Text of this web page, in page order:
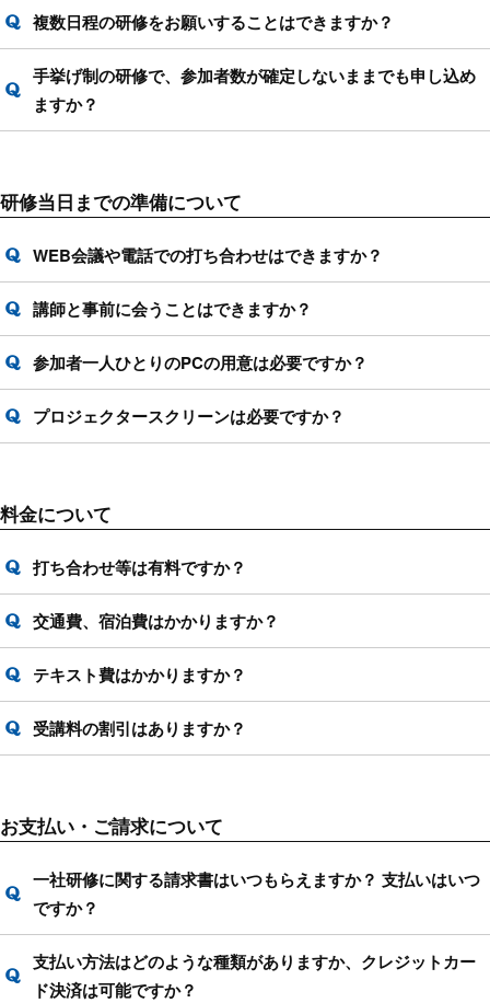
複数日程の研修をお願いすることはできますか？
手挙げ制の研修で、参加者数が確定しないままでも申し込め
ますか？
研修当日までの準備について
WEB会議や電話での打ち合わせはできますか？
講師と事前に会うことはできますか？
参加者一人ひとりのPCの用意は必要ですか？
プロジェクタースクリーンは必要ですか？
料金について
打ち合わせ等は有料ですか？
交通費、宿泊費はかかりますか？
テキスト費はかかりますか？
受講料の割引はありますか？
お支払い・ご請求について
一社研修に関する請求書はいつもらえますか？ 支払いはいつ
ですか？
支払い方法はどのような種類がありますか、クレジットカー
ド決済は可能ですか？